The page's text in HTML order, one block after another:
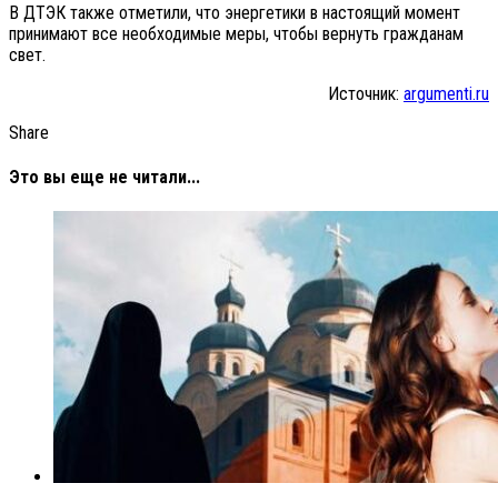
В ДТЭК также отметили, что энергетики в настоящий момент
принимают все необходимые меры, чтобы вернуть гражданам
свет.
Источник: argumenti.ru
Share
Это вы еще не читали...